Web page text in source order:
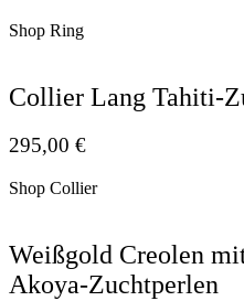
Shop Ring
Collier Lang Tahiti-
295,00 €
Shop Collier
Weißgold Creolen
Akoya-Zuchtperlen